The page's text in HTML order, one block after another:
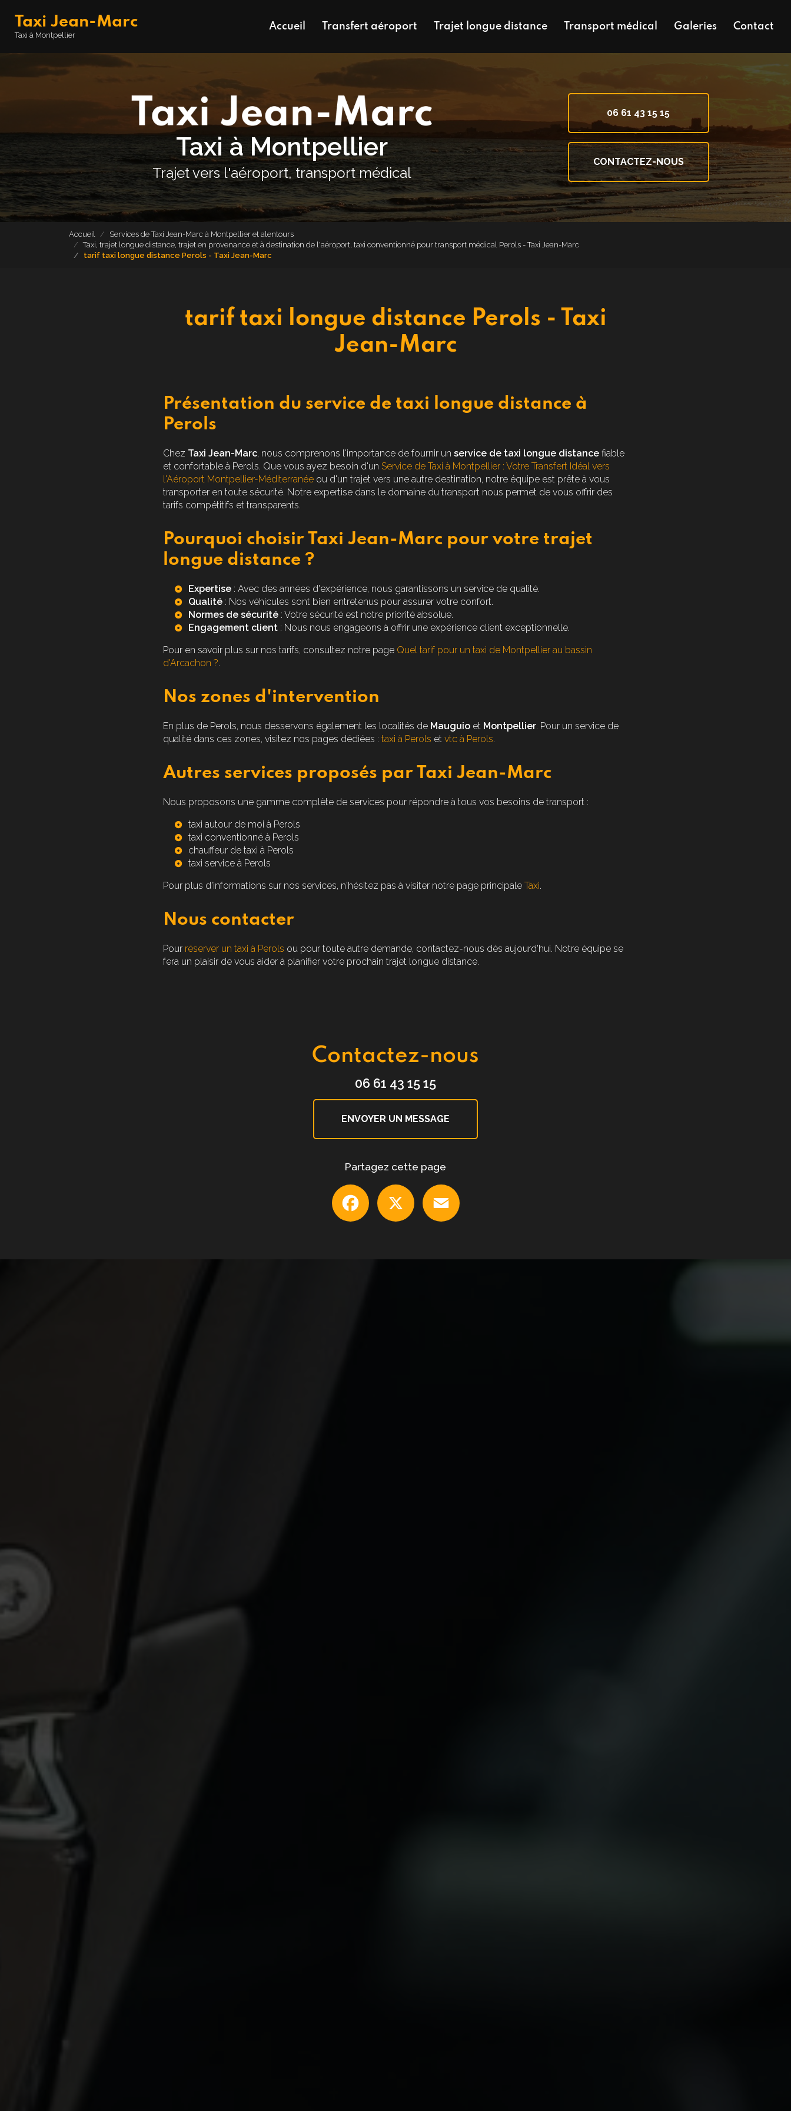
contenu
Taxi Jean-Marc
Taxi à Montpellier
Accueil Transfert aéroport Trajet longue distance Transport médical Galeries Contact
Taxi à Montpellier
Trajet vers l'aéroport, transport médical
06 61 43 15 15
CONTACTEZ-NOUS
Accueil
Services de Taxi Jean-Marc à Montpellier et alentours
Taxi, trajet longue distance, trajet en provenance et à destination de l'aéroport, taxi conventionné pour transport médical Perols - Taxi Jean-Marc
tarif taxi longue distance Perols - Taxi Jean-Marc
tarif taxi longue distance Perols - Taxi
Jean-Marc
Présentation du service de taxi longue distance à
Perols
Chez Taxi Jean-Marc, nous comprenons l'importance de fournir un service de taxi longue distance fiable
et confortable à Perols. Que vous ayez besoin d'un Service de Taxi à Montpellier : Votre Transfert Idéal vers
l'Aéroport Montpellier-Méditerranée ou d'un trajet vers une autre destination, notre équipe est prête à vous
transporter en toute sécurité. Notre expertise dans le domaine du transport nous permet de vous offrir des
tarifs compétitifs et transparents.
Pourquoi choisir Taxi Jean-Marc pour votre trajet
longue distance ?
Expertise : Avec des années d'expérience, nous garantissons un service de qualité.
Qualité : Nos véhicules sont bien entretenus pour assurer votre confort.
Normes de sécurité : Votre sécurité est notre priorité absolue.
Engagement client : Nous nous engageons à offrir une expérience client exceptionnelle.
Pour en savoir plus sur nos tarifs, consultez notre page Quel tarif pour un taxi de Montpellier au bassin
d'Arcachon ?.
Nos zones d'intervention
En plus de Perols, nous desservons également les localités de Mauguio et Montpellier. Pour un service de
qualité dans ces zones, visitez nos pages dédiées : taxi à Perols et vtc à Perols.
Autres services proposés par Taxi Jean-Marc
Nous proposons une gamme complète de services pour répondre à tous vos besoins de transport :
taxi autour de moi à Perols
taxi conventionné à Perols
chauffeur de taxi à Perols
taxi service à Perols
Pour plus d'informations sur nos services, n'hésitez pas à visiter notre page principale Taxi.
Nous contacter
Pour réserver un taxi à Perols ou pour toute autre demande, contactez-nous dès aujourd'hui. Notre équipe se
fera un plaisir de vous aider à planifier votre prochain trajet longue distance.
Contactez-nous
06 61 43 15 15
ENVOYER UN MESSAGE
Partagez cette page
Facebook